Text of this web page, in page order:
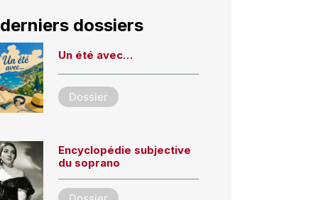
dossiers
Un été avec…
Dossier
Encyclopédie subjective
du soprano